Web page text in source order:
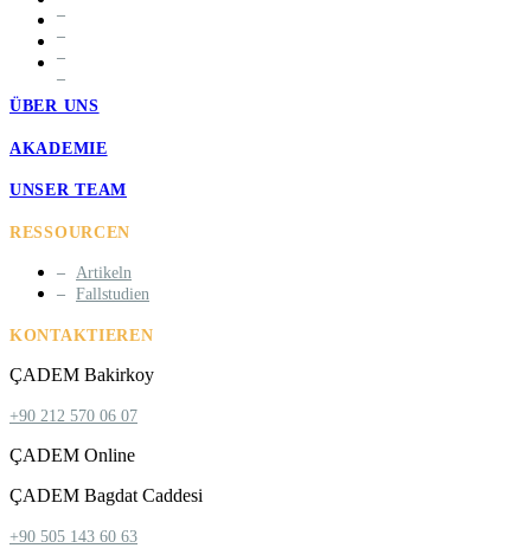
ÜBER UNS
AKADEMIE
UNSER TEAM
RESSOURCEN
Artikeln
Fallstudien
KONTAKTIEREN
ÇADEM Bakirkoy
+90 212 570 06 07
ÇADEM Online
ÇADEM Bagdat Caddesi
+90 505 143 60 63